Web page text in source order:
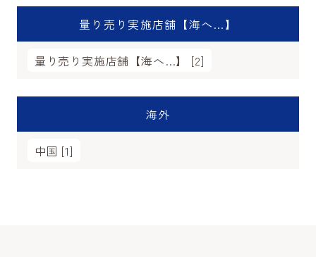
量り売り実施店舗【海へ…】
量り売り実施店舗【海へ…】 [2]
海外
中国 [1]